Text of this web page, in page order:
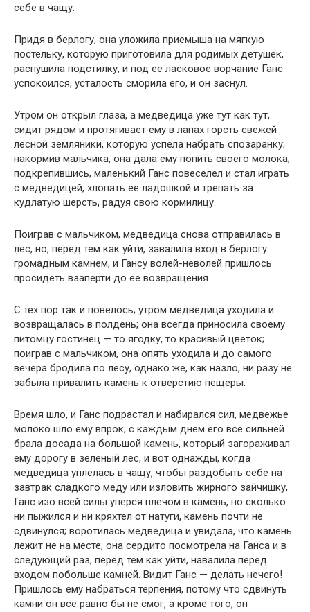
себе в чащу.
Придя в берлогу, она уложила приемыша на мягкую
постельку, которую приготовила для родимых детушек,
распушила подстилку, и под ее ласковое ворчание Ганс
успокоился, усталость сморила его, и он заснул.
Утром он открыл глаза, а медведица уже тут как тут,
сидит рядом и протягивает ему в лапах горсть свежей
лесной земляники, которую успела набрать спозаранку;
накормив мальчика, она дала ему попить своего молока;
подкрепившись, маленький Ганс повеселел и стал играть
с медведицей, хлопать ее ладошкой и трепать за
кудлатую шерсть, радуя свою кормилицу.
Поиграв с мальчиком, медведица снова отправилась в
лес, но, перед тем как уйти, завалила вход в берлогу
громадным камнем, и Гансу волей-неволей пришлось
просидеть взаперти до ее возвращения.
С тех пор так и повелось; утром медведица уходила и
возвращалась в полдень; она всегда приносила своему
питомцу гостинец — то ягодку, то красивый цветок;
поиграв с мальчиком, она опять уходила и до самого
вечера бродила по лесу, однако же, как назло, ни разу не
забыла привалить камень к отверстию пещеры.
Время шло, и Ганс подрастал и набирался сил, медвежье
молоко шло ему впрок; с каждым днем его все сильней
брала досада на большой камень, который загораживал
ему дорогу в зеленый лес, и вот однажды, когда
медведица уплелась в чащу, чтобы раздобыть себе на
завтрак сладкого меду или изловить жирного зайчишку,
Ганс изо всей силы уперся плечом в камень, но сколько
ни пыжился и ни кряхтел от натуги, камень почти не
сдвинулся; воротилась медведица и увидала, что камень
лежит не на месте; она сердито посмотрела на Ганса и в
следующий раз, перед тем как уйти, навалила перед
входом побольше камней. Видит Ганс — делать нечего!
Пришлось ему набраться терпения, потому что сдвинуть
камни он все равно бы не смог, а кроме того, он